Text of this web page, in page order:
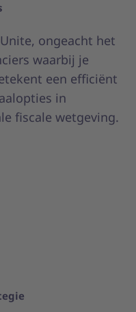
ongeacht het
waarbij je
een efficiënt
in
fiscale wetgeving.